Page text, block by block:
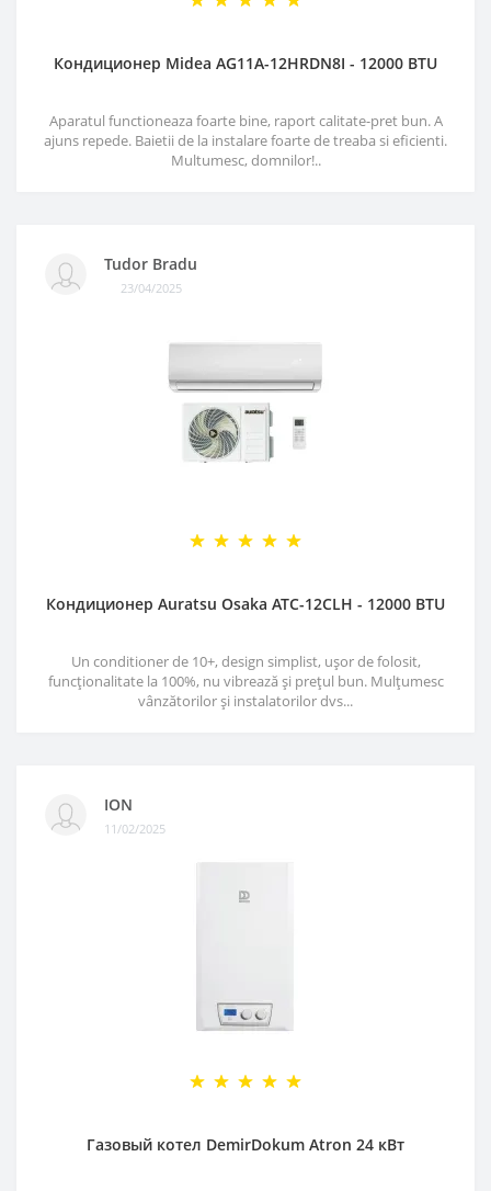
Кондиционер Midea AG11A-12HRDN8I - 12000 BTU
Aparatul functioneaza foarte bine, raport calitate-pret bun. A
ajuns repede. Baietii de la instalare foarte de treaba si eficienti.
Multumesc, domnilor!..
Tudor Bradu
23/04/2025
Кондиционер Auratsu Osaka ATC-12CLH - 12000 BTU
Un conditioner de 10+, design simplist, ușor de folosit,
funcționalitate la 100%, nu vibrează și prețul bun. Mulțumesc
vânzătorilor și instalatorilor dvs...
ION
11/02/2025
Газовый котел DemirDokum Atron 24 кВт